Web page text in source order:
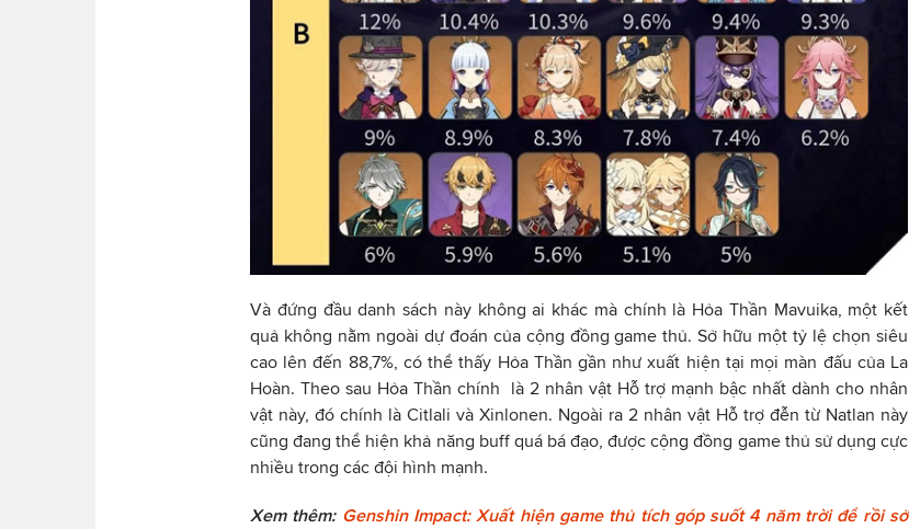
Và đứng đầu danh sách này không ai khác mà chính là Hỏa Thần Mavuika, một kết
quả không nằm ngoài dự đoán của cộng đồng game thủ. Sở hữu một tỷ lệ chọn siêu
cao lên đến 88,7%, có thể thấy Hỏa Thần gần như xuất hiện tại mọi màn đấu của La
Hoàn. Theo sau Hỏa Thần chính là 2 nhân vật Hỗ trợ mạnh bậc nhất dành cho nhân
vật này, đó chính là Citlali và Xinlonen. Ngoài ra 2 nhân vật Hỗ trợ đễn từ Natlan này
cũng đang thể hiện khả năng buff quá bá đạo, được cộng đồng game thủ sử dụng cực
nhiều trong các đội hình mạnh.
Xem thêm: Genshin Impact: Xuất hiện game thủ tích góp suốt 4 năm trời để rồi sở